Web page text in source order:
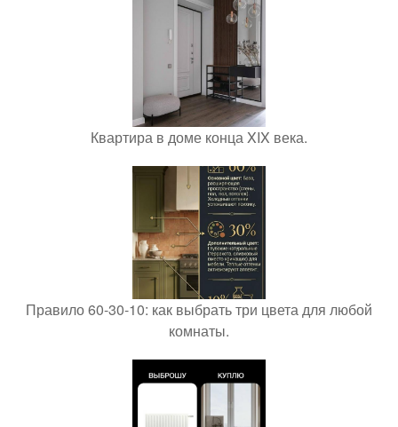
Квартира в доме конца XIX века.
Правило 60-30-10: как выбрать три цвета для любой
комнаты.